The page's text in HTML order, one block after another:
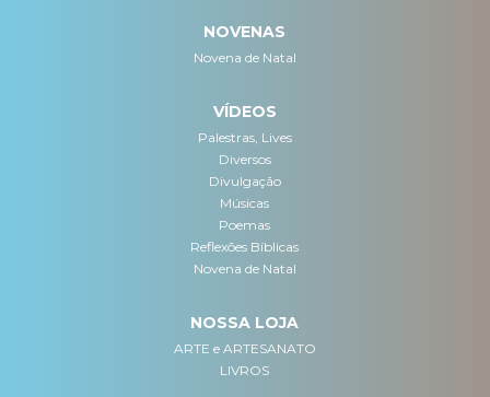
NOVENAS
Novena de Natal
VÍDEOS
Palestras, Lives
Diversos
Divulgação
Músicas
Poemas
Reflexões Bíblicas
Novena de Natal
NOSSA LOJA
ARTE e ARTESANATO
LIVROS